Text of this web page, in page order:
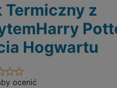
Termiczny z
Hogwartu
ocenić